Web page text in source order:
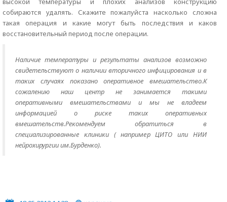
собираются удалять. Скажите пожалуйста насколько сложна
такая операция и какие могут быть последствия и каков
восстановительный период после операции.
Наличие температуры и результаты анализов возможно
свидетельствуют о наличии вторичного инфицирования и в
таких случаях показано оперативное вмешательство.К
сожалению наш центр не занимается такими
оперативными вмешательствами и мы не владеем
информацией о риске таких оперативных
вмешательств.Рекомендуем обратиться в
специализированные клиники ( например ЦИТО или НИИ
нейрохирургии им.Бурденко).